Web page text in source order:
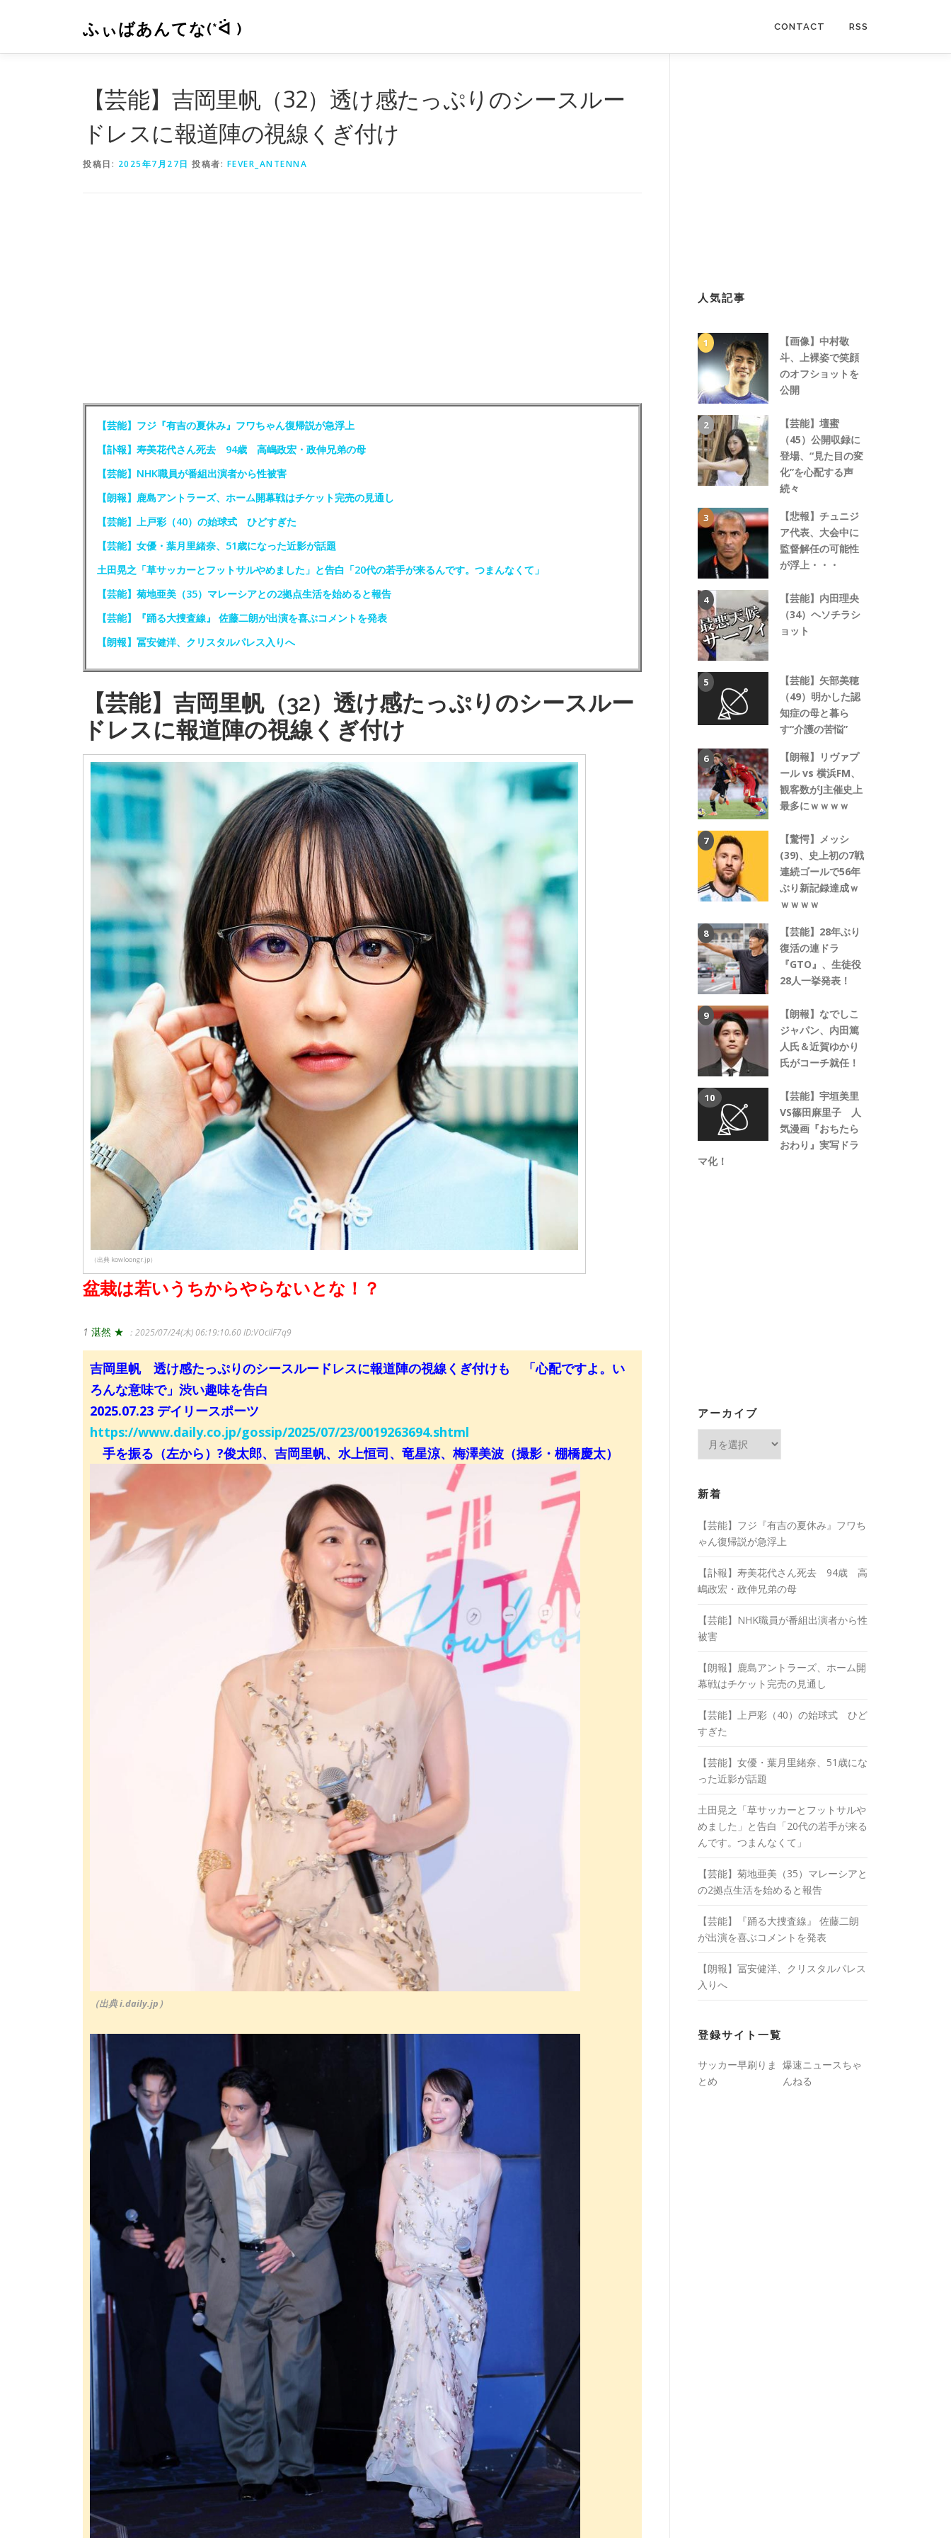
ン
ふぃばあんてな(*ᐛ ) CONTACT RSS
【芸能】吉岡里帆（32）透け感たっぷりのシースルー
ドレスに報道陣の視線くぎ付け
投稿日: 2025年7月27日 投稿者: FEVER_ANTENNA
【芸能】フジ『有吉の夏休み』フワちゃん復帰説が急浮上
【訃報】寿美花代さん死去 94歳 高嶋政宏・政伸兄弟の母
【芸能】NHK職員が番組出演者から性被害
【朗報】鹿島アントラーズ、ホーム開幕戦はチケット完売の見通し
【芸能】上戸彩（40）の始球式 ひどすぎた
【芸能】女優・葉月里緒奈、51歳になった近影が話題
土田晃之「草サッカーとフットサルやめました」と告白「20代の若手が来るんです。つまんなくて」
【芸能】菊地亜美（35）マレーシアとの2拠点生活を始めると報告
【芸能】『踊る大捜査線』 佐藤二朗が出演を喜ぶコメントを発表
【朗報】冨安健洋、クリスタルパレス入りへ
【芸能】吉岡里帆（32）透け感たっぷりのシースルー
ドレスに報道陣の視線くぎ付け
（出典 kowloongr.jp）
盆栽は若いうちからやらないとな！？
1 湛然 ★ ：2025/07/24(木) 06:19:10.60ID:VOcIlF7q9
吉岡里帆 透け感たっぷりのシースルードレスに報道陣の視線くぎ付けも 「心配ですよ。い
ろんな意味で」渋い趣味を告白
2025.07.23 デイリースポーツ
https://www.daily.co.jp/gossip/2025/07/23/0019263694.shtml
手を振る（左から）?俊太郎、吉岡里帆、水上恒司、竜星涼、梅澤美波（撮影・棚橋慶太）
（出典 i.daily.jp）
人気記事
【画像】中村敬
斗、上裸姿で笑顔
のオフショットを
公開
【芸能】壇蜜
（45）公開収録に
登場、“見た目の変
化”を心配する声
続々
【悲報】チュニジ
ア代表、大会中に
監督解任の可能性
が浮上・・・
【芸能】内田理央
（34）ヘソチラシ
ョット
【芸能】矢部美穂
（49）明かした認
知症の母と暮ら
す“介護の苦悩”
【朗報】リヴァプ
ール vs 横浜FM、
観客数がJ主催史上
最多にｗｗｗｗ
【驚愕】メッシ
(39)、史上初の7戦
連続ゴールで56年
ぶり新記録達成ｗ
ｗｗｗｗ
【芸能】28年ぶり
復活の連ドラ
『GTO』、生徒役
28人一挙発表！
【朗報】なでしこ
ジャパン、内田篤
人氏＆近賀ゆかり
氏がコーチ就任！
【芸能】宇垣美里
VS篠田麻里子 人
気漫画『おちたら
おわり』実写ドラ
マ化！
アーカイブ
イ
ブ
新着
【芸能】フジ『有吉の夏休み』フワち
ゃん復帰説が急浮上
【訃報】寿美花代さん死去 94歳 高
嶋政宏・政伸兄弟の母
【芸能】NHK職員が番組出演者から性
被害
【朗報】鹿島アントラーズ、ホーム開
幕戦はチケット完売の見通し
【芸能】上戸彩（40）の始球式 ひど
すぎた
【芸能】女優・葉月里緒奈、51歳にな
った近影が話題
土田晃之「草サッカーとフットサルや
めました」と告白「20代の若手が来る
んです。つまんなくて」
【芸能】菊地亜美（35）マレーシアと
の2拠点生活を始めると報告
【芸能】『踊る大捜査線』 佐藤二朗
が出演を喜ぶコメントを発表
【朗報】冨安健洋、クリスタルパレス
入りへ
登録サイト一覧
サッカー早刷りま
とめ
爆速ニュースちゃ
んねる